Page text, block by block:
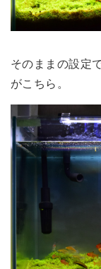
そのままの設定
がこちら。